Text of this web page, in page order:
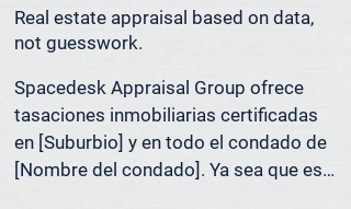
Real estate appraisal based on data,
not guesswork.
Spacedesk Appraisal Group ofrece
tasaciones inmobiliarias certificadas
en [Suburbio] y en todo el condado de
[Nombre del condado]. Ya sea que esté